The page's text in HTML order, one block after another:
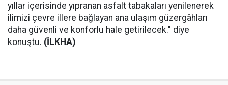
yıllar içerisinde yıpranan asfalt tabakaları yenilenerek
ilimizi çevre illere bağlayan ana ulaşım güzergâhları
daha güvenli ve konforlu hale getirilecek." diye
konuştu. (İLKHA)